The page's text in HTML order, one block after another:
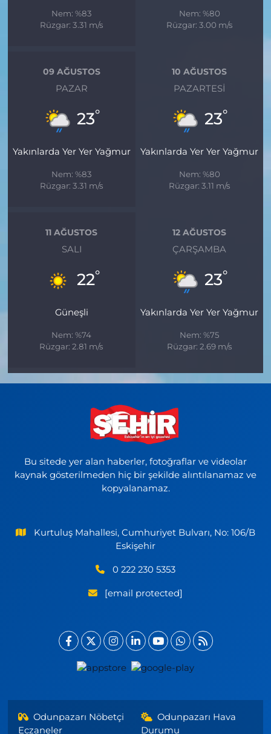
Nem: %83
Rüzgar: 3.31 m/s
Nem: %80
Rüzgar: 3.00 m/s
09 AĞUSTOS
PAZAR
23°
Yakınlarda Yer Yer Yağmur
Nem: %83
Rüzgar: 3.31 m/s
10 AĞUSTOS
PAZARTESI
23°
Yakınlarda Yer Yer Yağmur
Nem: %80
Rüzgar: 3.11 m/s
11 AĞUSTOS
SALI
22°
Güneşli
Nem: %74
Rüzgar: 2.81 m/s
12 AĞUSTOS
ÇARŞAMBA
23°
Yakınlarda Yer Yer Yağmur
Nem: %75
Rüzgar: 2.69 m/s
Bu sitede yer alan haberler, fotoğraflar ve videolar
kaynak gösterilmeden hiç bir şekilde alıntılanamaz ve
kopyalanamaz.
Kurtuluş Mahallesi, Cumhuriyet Bulvarı, No: 106/B
Eskişehir
0 222 230 5353
[email protected]
Odunpazarı Nöbetçi
Eczaneler
Odunpazarı Hava
Durumu